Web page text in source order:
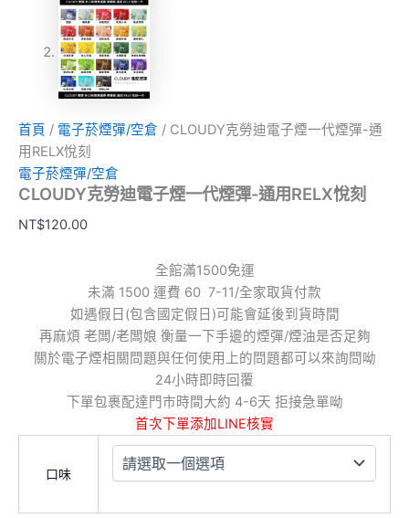
首頁 / 電子菸煙彈/空倉 / CLOUDY克勞迪電子煙一代煙彈-通
用RELX悅刻
電子菸煙彈/空倉
CLOUDY克勞迪電子煙一代煙彈-通用RELX悅刻
NT$120.00
全館滿1500免運
未滿 1500 運費 60 7-11/全家取貨付款
如遇假日(包含國定假日)可能會延後到貨時間
再麻煩 老闆/老闆娘 衡量一下手邊的煙彈/煙油是否足夠
關於電子煙相關問題與任何使用上的問題都可以來詢問呦
24小時即時回覆
下單包裹配達門市時間大約 4-6天 拒接急單呦
首次下單添加LINE核實
口味